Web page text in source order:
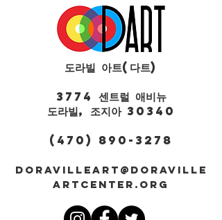
도라빌 아트(다트)
3774 센트럴 애비뉴
도라빌, 조지아 30340
(470) 890-3278
DORAVILLEART@DORAVILLE
ARTCENTER.ORG